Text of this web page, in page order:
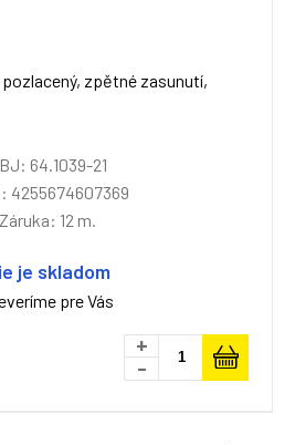
pozlacený, zpětné zasunutí,
64.1039-21
4255674607369
Záruka: 12 m.
je skladom
pre Vás
+
-